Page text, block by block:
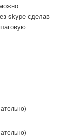
skype сделав